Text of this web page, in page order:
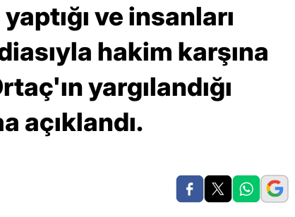
ve insanları
hakim karşına
yargılandığı
açıklandı.